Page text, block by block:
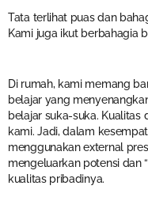
Tata terlihat puas dan
Kami juga ikut berbahagia
Di rumah, kami memang
belajar yang
belajar suka-suka.
kami. Jadi, dalam
menggunakan external
mengeluarkan potensi dan
kualitas pribadinya.